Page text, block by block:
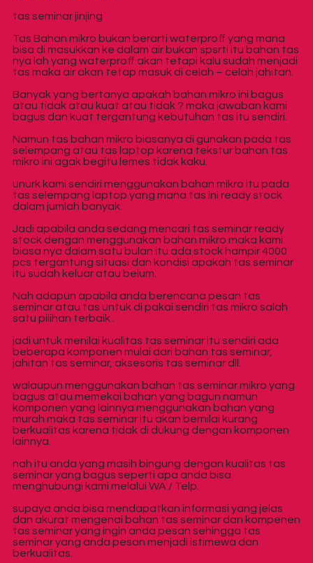
tas seminar jinjing
Tas Bahan mikro bukan berarti waterproff yang mana
bisa di masukkan ke dalam air bukan spsrti itu bahan tas
nya lah yang waterproff akan tetapi kalu sudah menjadi
tas maka air akan tetap masuk di celah – celah jahitan.
Banyak yang bertanya apakah bahan mikro ini bagus
atau tidak atau kuat atau tidak ? maka jawaban kami
bagus dan kuat tergantung kebutuhan tas itu sendiri.
Namun tas bahan mikro biasanya di gunakan pada tas
selempang atau tas laptop karena tekstur bahan tas
mikro ini agak begitu lemes tidak kaku.
unurk kami sendiri menggunakan bahan mikro itu pada
tas selempang laptop yang mana tas ini ready stock
dalam jumlah banyak.
Jadi apabila anda sedang mencari tas seminar ready
stock dengan menggunakan bahan mikro maka kami
biasa nya dalam satu bulan itu ada stock hampir 4000
pcs tergantung situasi dan kondisi apakah tas seminar
itu sudah keluar atau belum.
Nah adapun apabila anda berencana pesan tas
seminar atau tas untuk di pakai sendiri tas mikro salah
satu pilihan terbaik .
jadi untuk menilai kualitas tas seminar itu sendiri ada
beberapa komponen mulai dari bahan tas seminar,
jahitan tas seminar, aksesoris tas seminar dll.
walaupun menggunakan bahan tas seminar mikro yang
bagus atau memekai bahan yang bagun namun
komponen yang lainnya menggunakan bahan yang
murah maka tas seminar itu akan bernilai kurang
berkualitas karena tidak di dukung dengan komponen
lainnya.
nah itu anda yang masih bingung dengan kualitas tas
seminar yang bagus seperti apa anda bisa
menghubungi kami melalui WA / Telp.
supaya anda bisa mendapatkan informasi yang jelas
dan akurat mengenai bahan tas seminar dan kompenen
tas seminar yang ingin anda pesan sehingga tas
seminar yang anda pesan menjadi istimewa dan
berkualitas.